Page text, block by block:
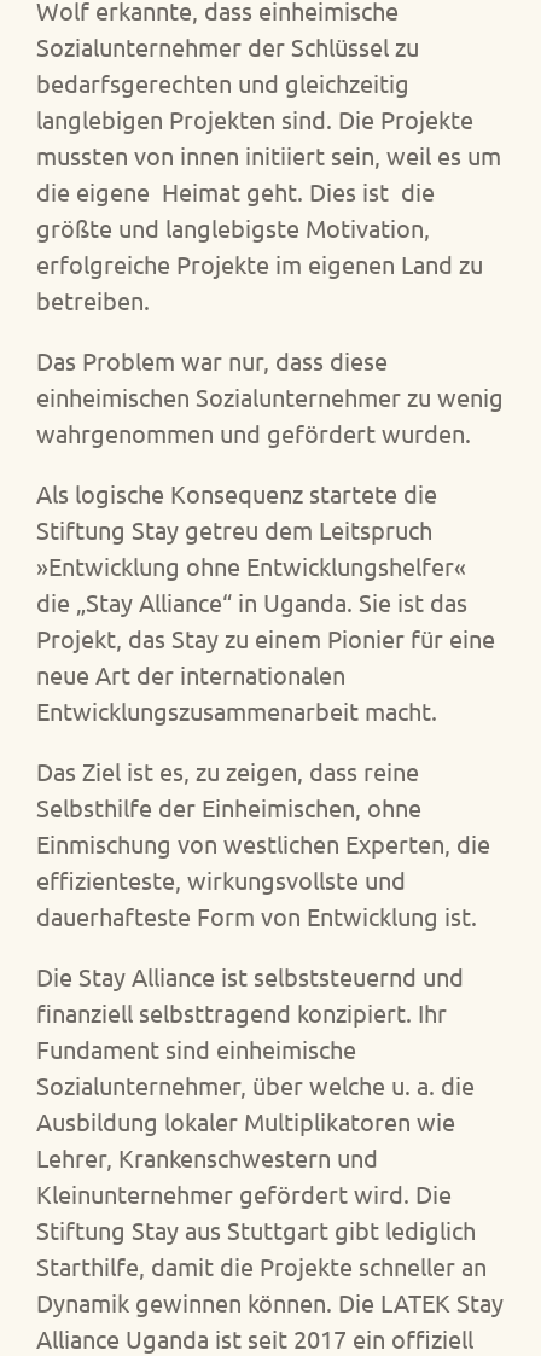
Wolf erkannte, dass einheimische
Sozialunternehmer der Schlüssel zu
bedarfsgerechten und gleichzeitig
langlebigen Projekten sind. Die Projekte
mussten von innen initiiert sein, weil es um
die eigene Heimat geht. Dies ist die
größte und langlebigste Motivation,
erfolgreiche Projekte im eigenen Land zu
betreiben.
Das Problem war nur, dass diese
einheimischen Sozialunternehmer zu wenig
wahrgenommen und gefördert wurden.
Als logische Konsequenz startete die
Stiftung Stay getreu dem Leitspruch
»Entwicklung ohne Entwicklungshelfer«
die „Stay Alliance“ in Uganda. Sie ist das
Projekt, das Stay zu einem Pionier für eine
neue Art der internationalen
Entwicklungszusammenarbeit macht.
Das Ziel ist es, zu zeigen, dass reine
Selbsthilfe der Einheimischen, ohne
Einmischung von westlichen Experten, die
effizienteste, wirkungsvollste und
dauerhafteste Form von Entwicklung ist.
Die Stay Alliance ist selbststeuernd und
finanziell selbsttragend konzipiert. Ihr
Fundament sind einheimische
Sozialunternehmer, über welche u. a. die
Ausbildung lokaler Multiplikatoren wie
Lehrer, Krankenschwestern und
Kleinunternehmer gefördert wird. Die
Stiftung Stay aus Stuttgart gibt lediglich
Starthilfe, damit die Projekte schneller an
Dynamik gewinnen können. Die LATEK Stay
Alliance Uganda ist seit 2017 ein offiziell